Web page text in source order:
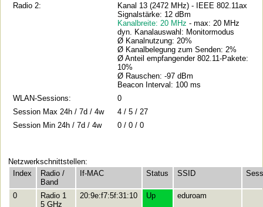
Radio 2:
Kanal 13 (2472 MHz) - IEEE 802.11ax
Signalstärke: 12 dBm
Kanalbreite: 20 MHz- max: 20 MHz
dyn. Kanalauswahl: Monitormodus
Ø Kanalnutzung: 20%
Ø Kanalbelegung zum Senden: 2%
Ø Anteil empfangender 802.11-Pakete:
10%
Ø Rauschen: -97 dBm
Beacon Interval: 100 ms
WLAN-Sessions:
0
Session Max 24h / 7d / 4w
4 / 5 / 27
Session Min 24h / 7d / 4w
0 / 0 / 0
Netzwerkschnittstellen:
Index
Radio /
Band
If-MAC Status SSID
0
Radio 1
5 GHz
20:9e:f7:5f:31:10 Up eduroam